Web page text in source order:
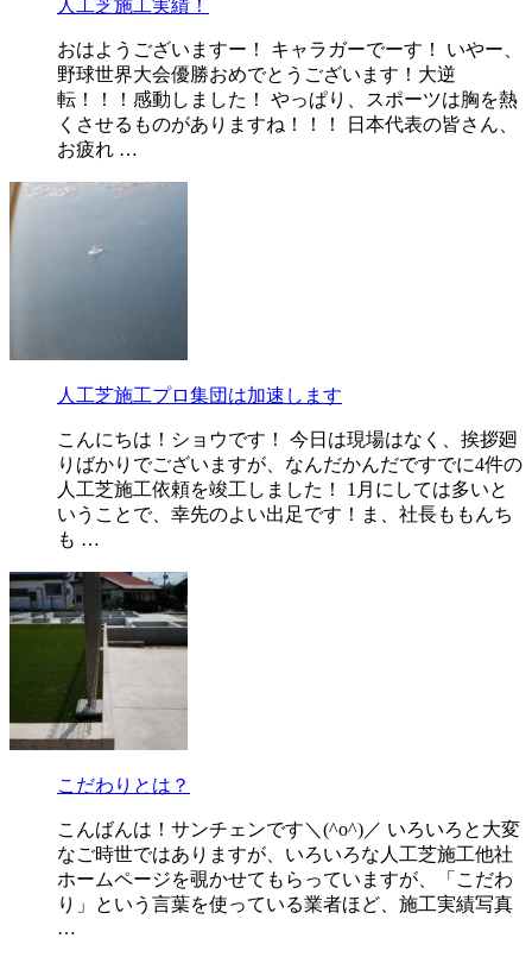
人工芝施工実績！
おはようございますー！ キャラガーでーす！ いやー、
野球世界大会優勝おめでとうございます！大逆
転！！！感動しました！ やっぱり、スポーツは胸を熱
くさせるものがありますね！！！ 日本代表の皆さん、
お疲れ …
人工芝施工プロ集団は加速します
こんにちは！ショウです！ 今日は現場はなく、挨拶廻
りばかりでございますが、なんだかんだですでに4件の
人工芝施工依頼を竣工しました！ 1月にしては多いと
いうことで、幸先のよい出足です！ま、社長ももんち
も …
こだわりとは？
こんばんは！サンチェンです＼(^o^)／ いろいろと大変
なご時世ではありますが、いろいろな人工芝施工他社
ホームページを覗かせてもらっていますが、「こだわ
り」という言葉を使っている業者ほど、施工実績写真
…